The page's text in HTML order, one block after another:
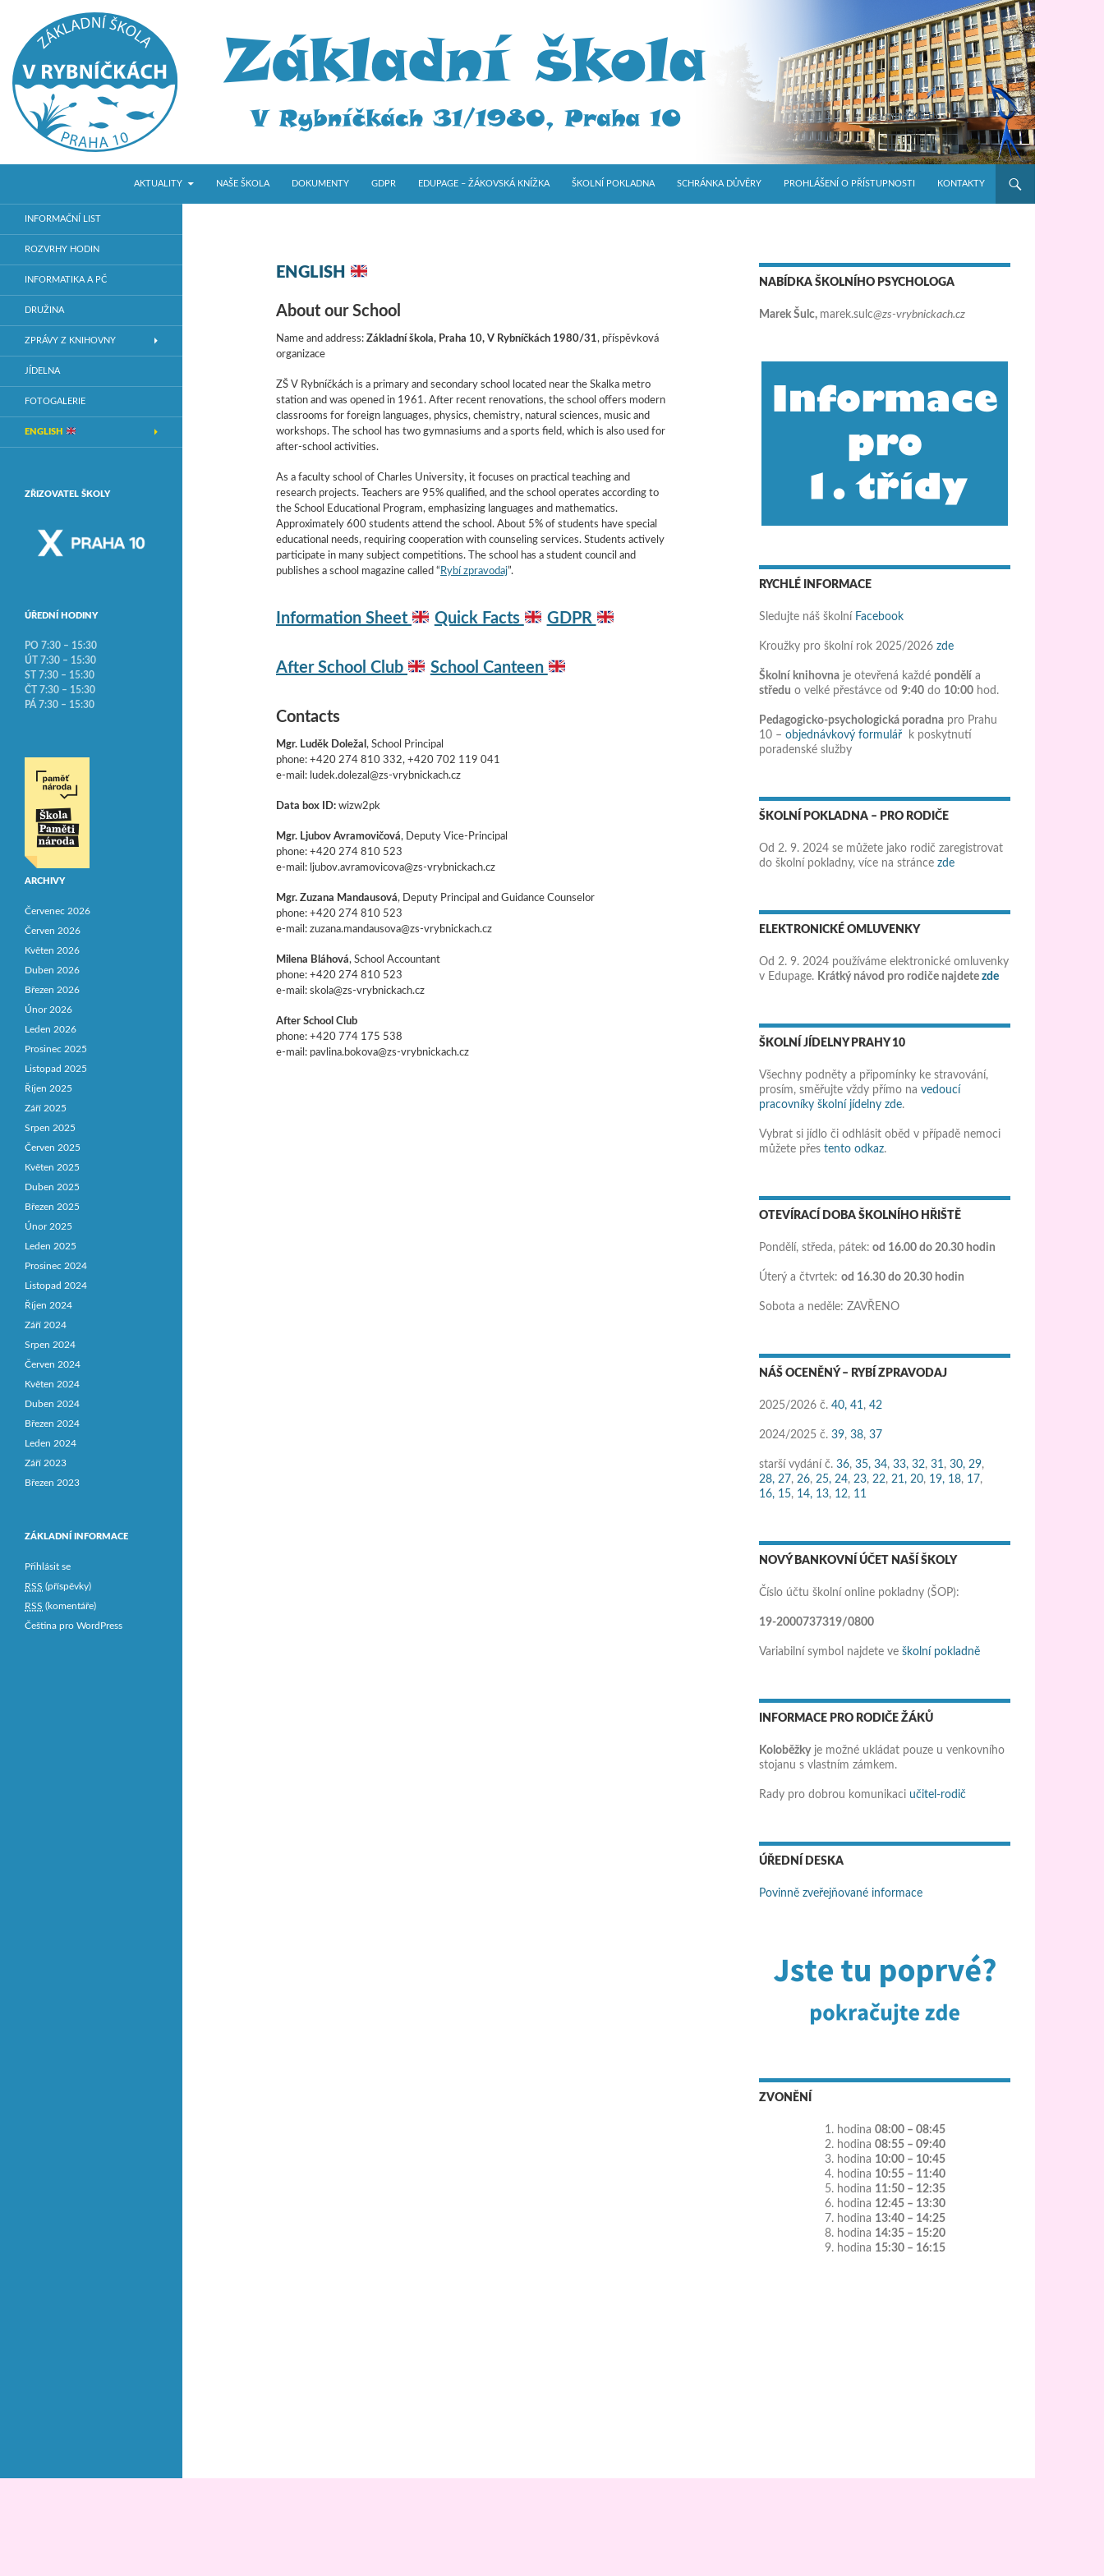
ZŠ V RybníčkáchAKTUALITY
NAŠE ŠKOLA DOKUMENTY GDPR EDUPAGE – ŽÁKOVSKÁ KNÍŽKA ŠKOLNÍ POKLADNA SCHRÁNKA DŮVĚRY PROHLÁŠENÍ O PŘÍSTUPNOSTI KONTAKTY
ENGLISH
About our School
Name and address: Základní škola, Praha 10, V Rybníčkách 1980/31, příspěvková
organizace
ZŠ V Rybníčkách is a primary and secondary school located near the Skalka metro
station and was opened in 1961. After recent renovations, the school offers modern
classrooms for foreign languages, physics, chemistry, natural sciences, music and
workshops. The school has two gymnasiums and a sports field, which is also used for
after-school activities.
As a faculty school of Charles University, it focuses on practical teaching and
research projects. Teachers are 95% qualified, and the school operates according to
the School Educational Program, emphasizing languages and mathematics.
Approximately 600 students attend the school. About 5% of students have special
educational needs, requiring cooperation with counseling services. Students actively
participate in many subject competitions. The school has a student council and
publishes a school magazine called “ Rybí zpravodaj”.
Information Sheet Quick Facts GDPR
After School Club School Canteen
Contacts
Mgr. Luděk Doležal , School Principal
phone: +420 274 810 332, +420 702 119 041
e-mail: ludek.dolezal@zs-vrybnickach.cz
Data box ID: wizw2pk
Mgr. Ljubov Avramovičová, Deputy Vice-Principal
phone: +420 274 810 523
e-mail: ljubov.avramovicova@zs-vrybnickach.cz
Mgr. Zuzana Mandausová, Deputy Principal and Guidance Counselor
phone: +420 274 810 523
e-mail: zuzana.mandausova@zs-vrybnickach.cz
Milena Bláhová, School Accountant
phone: +420 274 810 523
e-mail: skola@zs-vrybnickach.cz
After School Club
phone: +420 774 175 538
e-mail: pavlina.bokova@zs-vrybnickach.cz
NABÍDKA ŠKOLNÍHO PSYCHOLOGA
Marek Šulc, marek.sulc@zs-vrybnickach.cz
RYCHLÉ INFORMACE
Sledujte náš školní Facebook
Kroužky pro školní rok 2025/2026 zde
Školní knihovna je otevřená každé pondělí a
středu o velké přestávce od 9:40 do 10:00 hod.
Pedagogicko-psychologická poradna pro Prahu
10 – objednávkový formulář k poskytnutí
poradenské služby
ŠKOLNÍ POKLADNA – PRO RODIČE
Od 2. 9. 2024 se můžete jako rodič zaregistrovat
do školní pokladny, více na stránce zde
ELEKTRONICKÉ OMLUVENKY
Od 2. 9. 2024 používáme elektronické omluvenky
v Edupage. Krátký návod pro rodiče najdete zde
ŠKOLNÍ JÍDELNY PRAHY 10
Všechny podněty a připomínky ke stravování,
prosím, směřujte vždy přímo na vedoucí
pracovníky školní jídelny zde.
Vybrat si jídlo či odhlásit oběd v případě nemoci
můžete přes tento odkaz.
OTEVÍRACÍ DOBA ŠKOLNÍHO HŘIŠTĚ
Pondělí, středa, pátek: od 16.00 do 20.30 hodin
Úterý a čtvrtek: od 16.30 do 20.30 hodin
Sobota a neděle: ZAVŘENO
NÁŠ OCENĚNÝ – RYBÍ ZPRAVODAJ
2025/2026 č. 40, 41, 42
2024/2025 č. 39, 38, 37
starší vydání č. 36, 35, 34, 33, 32, 31, 30, 29,
28, 27, 26, 25, 24, 23, 22, 21, 20, 19, 18, 17,
16, 15, 14, 13, 12, 11
NOVÝ BANKOVNÍ ÚČET NAŠÍ ŠKOLY
Číslo účtu školní online pokladny (ŠOP):
19-2000737319/0800
Variabilní symbol najdete ve školní pokladně
INFORMACE PRO RODIČE ŽÁKŮ
Koloběžkyje možné ukládat pouze u venkovního
stojanu s vlastním zámkem.
Rady pro dobrou komunikaci učitel-rodič
ÚŘEDNÍ DESKA
Povinně zveřejňované informace
ZVONĚNÍ
1. hodina 08:00 – 08:45
2. hodina 08:55 – 09:40
3. hodina 10:00 – 10:45
4. hodina 10:55 – 11:40
5. hodina 11:50 – 12:35
6. hodina 12:45 – 13:30
7. hodina 13:40 – 14:25
8. hodina 14:35 – 15:20
9. hodina 15:30 – 16:15
Základní škola v Praze 10
INFORMAČNÍ LIST
ROZVRHY HODIN
INFORMATIKA A PČ
DRUŽINA
ZPRÁVY Z KNIHOVNY
JÍDELNA
FOTOGALERIE
ENGLISH
ZŘIZOVATEL ŠKOLY
ÚŘEDNÍ HODINY
PO 7:30 – 15:30
ÚT 7:30 – 15:30
ST 7:30 – 15:30
ČT 7:30 – 15:30
PÁ 7:30 – 15:30
ARCHIVY
Červenec 2026
Červen 2026
Květen 2026
Duben 2026
Březen 2026
Únor 2026
Leden 2026
Prosinec 2025
Listopad 2025
Říjen 2025
Září 2025
Srpen 2025
Červen 2025
Květen 2025
Duben 2025
Březen 2025
Únor 2025
Leden 2025
Prosinec 2024
Listopad 2024
Říjen 2024
Září 2024
Srpen 2024
Červen 2024
Květen 2024
Duben 2024
Březen 2024
Leden 2024
Září 2023
Březen 2023
ZÁKLADNÍ INFORMACE
Přihlásit se
RSS (příspěvky)
RSS (komentáře)
Čeština pro WordPress